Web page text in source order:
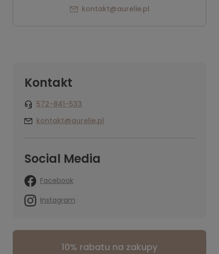
kontakt@aurelie.pl
Kontakt
572-841-533
kontakt@aurelie.pl
Social Media
Facebook
Instagram
10% rabatu na zakupy